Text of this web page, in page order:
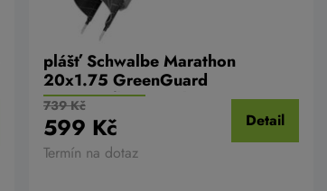
plášť Schwalbe Marathon
20x1.75 GreenGuard
černá+reflexní pruh
739 Kč
599 Kč
Termín na dotaz
Detail